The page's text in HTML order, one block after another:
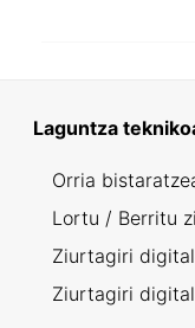
Laguntza
Orria
Lortu / Berritu
Ziurtagiri
Ziurtagiri